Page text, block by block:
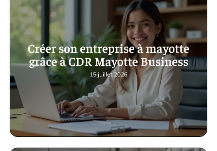
Créer son entreprise à mayotte
grâce à CDR Mayotte Business
15 juillet 2026